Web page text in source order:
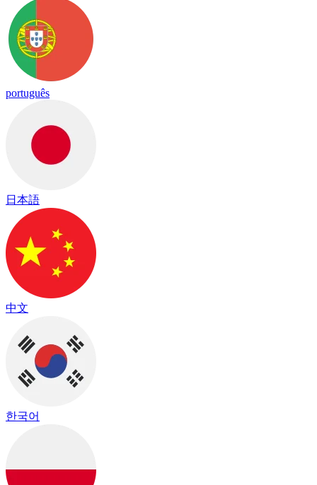
português
日本語
中文
한국어